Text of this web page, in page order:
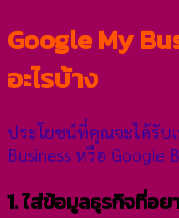
Google My
อะไรบ้าง
ประโยชน์ที่คุณจะได้รับ
Business หรือ Google
1. ใส่ข้อมูลธุรกิจที่อย